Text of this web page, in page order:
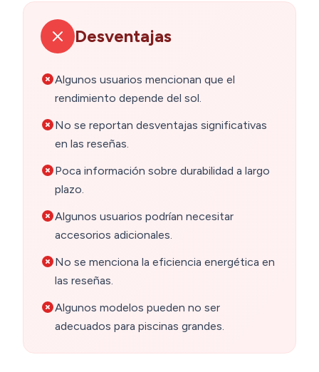
Desventajas
Algunos usuarios mencionan que el
rendimiento depende del sol.
No se reportan desventajas significativas
en las reseñas.
Poca información sobre durabilidad a largo
plazo.
Algunos usuarios podrían necesitar
accesorios adicionales.
No se menciona la eficiencia energética en
las reseñas.
Algunos modelos pueden no ser
adecuados para piscinas grandes.